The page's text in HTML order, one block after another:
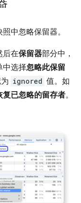
中忽略保留器。
后在保留器部分中，
中选择忽略此保留
ignored 值。 如
复已忽略的留存者。